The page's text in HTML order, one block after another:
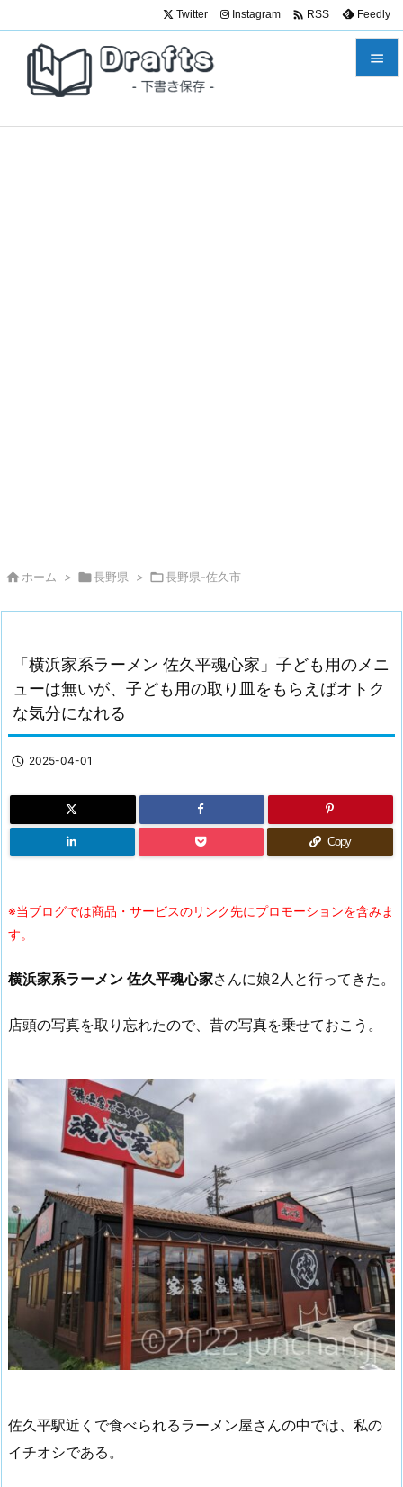

Twitter Instagram  RSS Feedly
 ホーム > 長野県 > 長野県-佐久市
「横浜家系ラーメン 佐久平魂心家」子ども用のメニ
ューは無いが、子ども用の取り皿をもらえばオトク
な気分になれる
 2025-04-01
Copy
※当ブログでは商品・サービスのリンク先にプロモーションを含みま
す。
横浜家系ラーメン 佐久平魂心家さんに娘2人と行ってきた。
店頭の写真を取り忘れたので、昔の写真を乗せておこう。
佐久平駅近くで食べられるラーメン屋さんの中では、私の
イチオシである。